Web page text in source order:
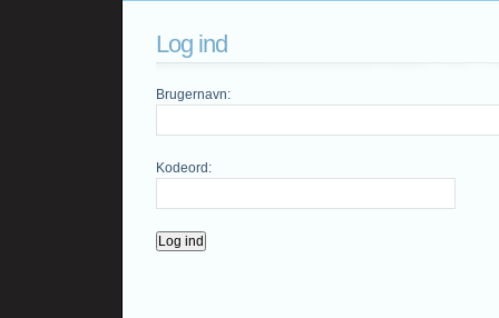
Log ind
Brugernavn:
Kodeord :